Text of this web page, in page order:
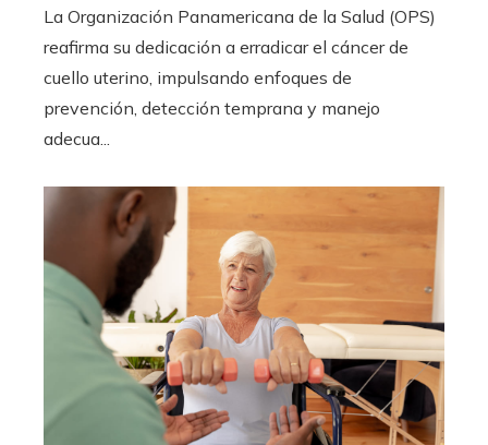
La Organización Panamericana de la Salud (OPS)
reafirma su dedicación a erradicar el cáncer de
cuello uterino, impulsando enfoques de
prevención, detección temprana y manejo
adecua...